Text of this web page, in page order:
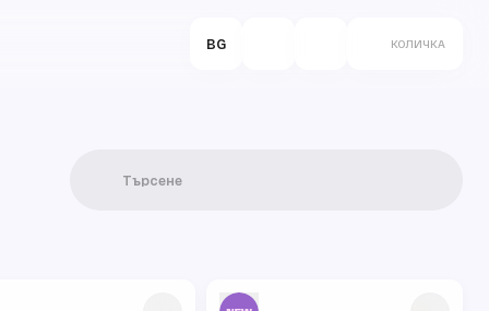
BG КОЛИЧКА
Търсене